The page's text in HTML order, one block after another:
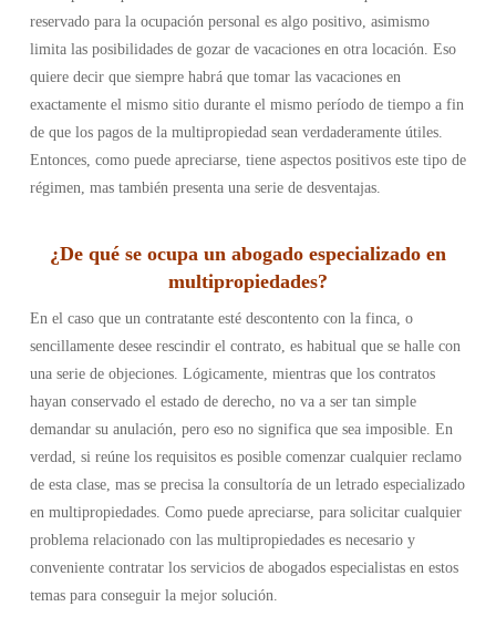
reservado para la ocupación personal es algo positivo, asimismo
limita las posibilidades de gozar de vacaciones en otra locación. Eso
quiere decir que siempre habrá que tomar las vacaciones en
exactamente el mismo sitio durante el mismo período de tiempo a fin
de que los pagos de la multipropiedad sean verdaderamente útiles.
Entonces, como puede apreciarse, tiene aspectos positivos este tipo de
régimen, mas también presenta una serie de desventajas.
¿De qué se ocupa un abogado especializado en
multipropiedades?
En el caso que un contratante esté descontento con la finca, o
sencillamente desee rescindir el contrato, es habitual que se halle con
una serie de objeciones. Lógicamente, mientras que los contratos
hayan conservado el estado de derecho, no va a ser tan simple
demandar su anulación, pero eso no significa que sea imposible. En
verdad, si reúne los requisitos es posible comenzar cualquier reclamo
de esta clase, mas se precisa la consultoría de un letrado especializado
en multipropiedades. Como puede apreciarse, para solicitar cualquier
problema relacionado con las multipropiedades es necesario y
conveniente contratar los servicios de abogados especialistas en estos
temas para conseguir la mejor solución.